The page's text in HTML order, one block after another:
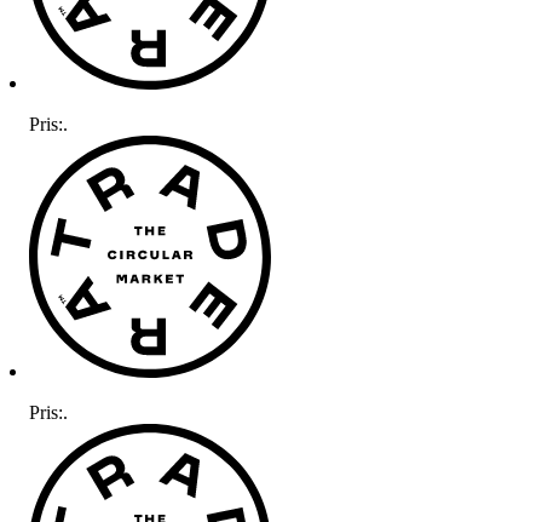
Pris:.
Pris:.